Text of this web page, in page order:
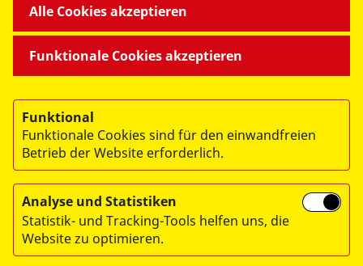
© 2026 Arbeiter-Samariter-Bund Regionalverband
München/Oberbayern. e.V.
Impressum
Datenschutz
Hinweisgebersystem
Funktionale Cookies akzeptieren
Alle Cookies akzeptieren
Funktional
Funktionale Cookies sind für den einwandfreien
Betrieb der Website erforderlich.
Analyse und Statistiken
Statistik- und Tracking-Tools helfen uns, die
Website zu optimieren.